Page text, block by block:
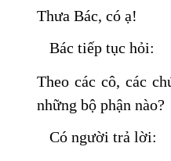
Thưa Bác, có ạ!
Bác tiếp tục hỏi:
Theo các cô, các
những bộ phận nào?
Có người trả lời: